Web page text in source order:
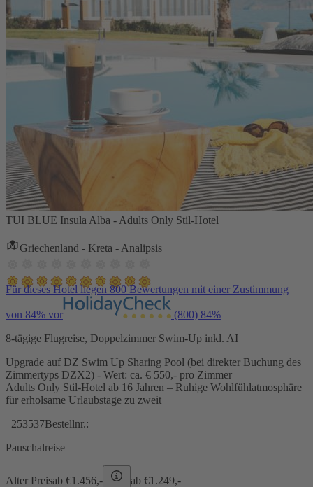
TUI BLUE Insula Alba - Adults Only Stil-Hotel
Griechenland - Kreta - Analipsis
Für dieses Hotel liegen 800 Bewertungen mit einer Zustimmung
von 84% vor (800) 84%
8-tägige Flugreise, Doppelzimmer Swim-Up inkl. AI
Upgrade auf DZ Swim Up Sharing Pool (bei direkter Buchung des
Zimmertyps DZX2) - Wert: ca. € 550,- pro Zimmer
Adults Only Stil-Hotel ab 16 Jahren – Ruhige Wohlfühlatmosphäre
für erholsame Urlaubstage zu zweit
253537Bestellnr.:
Pauschalreise
Alter Preisab €1.456,- ab €1.249,-